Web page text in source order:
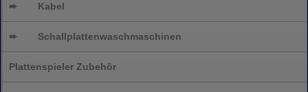
➨ Kabel
➨ Schallplattenwaschmaschinen
Plattenspieler Zubehör